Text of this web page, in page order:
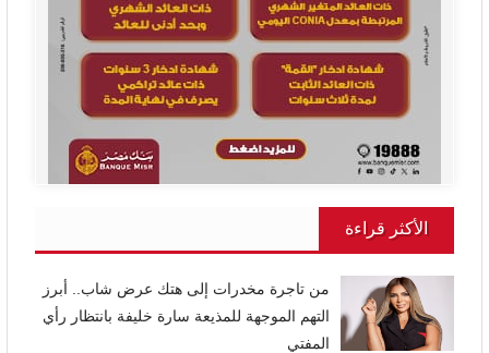
الأكثر قراءة
من تاجرة مخدرات إلى هتك عرض شاب.. أبرز
التهم الموجهة للمذيعة سارة خليفة بانتظار رأي
المفتي